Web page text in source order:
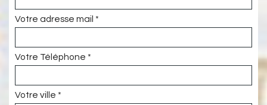
Votre adresse mail *
Votre Téléphone *
Votre ville *